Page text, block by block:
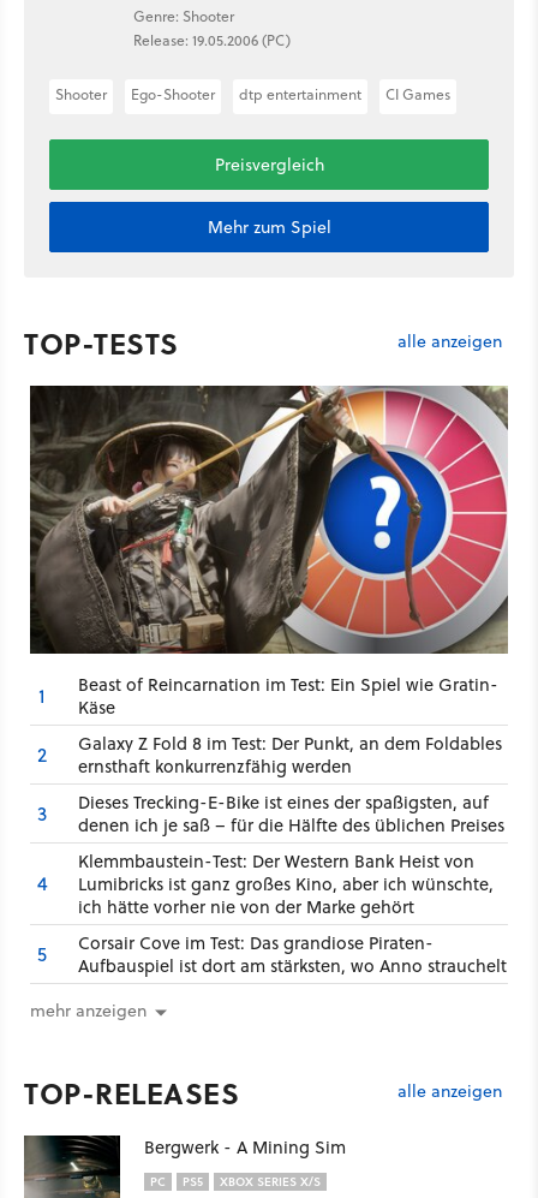
Genre: Shooter
Release: 19.05.2006 (PC)
Shooter Ego-Shooter dtp entertainment CI Games
Preisvergleich
Mehr zum Spiel
TOP-TESTS alle anzeigen
1
Beast of Reincarnation im Test: Ein Spiel wie Gratin-
Käse
2
Galaxy Z Fold 8 im Test: Der Punkt, an dem Foldables
ernsthaft konkurrenzfähig werden
3
Dieses Trecking-E-Bike ist eines der spaßigsten, auf
denen ich je saß – für die Hälfte des üblichen Preises
4
Klemmbaustein-Test: Der Western Bank Heist von
Lumibricks ist ganz großes Kino, aber ich wünschte,
ich hätte vorher nie von der Marke gehört
5
Corsair Cove im Test: Das grandiose Piraten-
Aufbauspiel ist dort am stärksten, wo Anno strauchelt
mehr anzeigen
TOP-RELEASES alle anzeigen
Bergwerk - A Mining Sim
PC PS5 XBOX SERIES X/S